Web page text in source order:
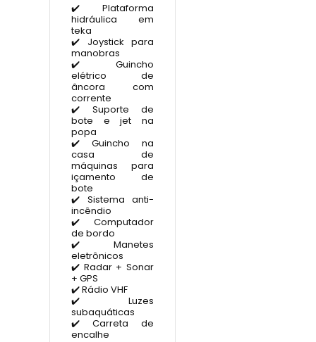
✔️ Plataforma
hidráulica em
teka
✔️ Joystick para
manobras
✔️ Guincho
elétrico de
âncora com
corrente
✔️ Suporte de
bote e jet na
popa
✔️ Guincho na
casa de
máquinas para
içamento de
bote
✔️ Sistema anti-
incêndio
✔️ Computador
de bordo
✔️ Manetes
eletrônicos
✔️ Radar + Sonar
+ GPS
✔️ Rádio VHF
✔️ Luzes
subaquáticas
✔️ Carreta de
encalhe